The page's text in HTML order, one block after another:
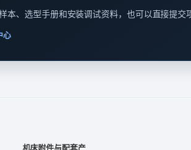
本、选型手册和安装调试资料，也可以直接提交
心
机床附件与配套产